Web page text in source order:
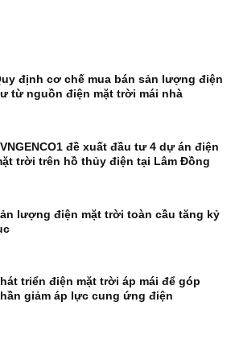
định cơ chế mua bán sản lượng điện
từ nguồn điện mặt trời mái nhà
đề xuất đầu tư 4 dự án điện
trời trên hồ thủy điện tại Lâm Đồng
lượng điện mặt trời toàn cầu tăng kỷ
triển điện mặt trời áp mái để góp
giảm áp lực cung ứng điện